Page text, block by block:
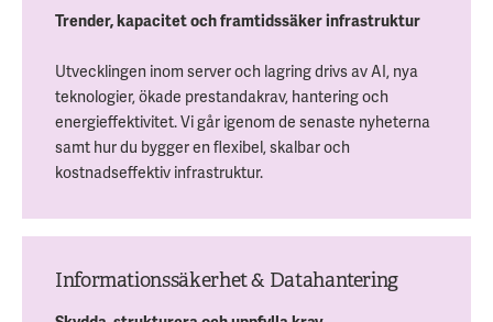
Trender, kapacitet och framtidssäker infrastruktur
Utvecklingen inom server och lagring drivs av AI, nya
teknologier, ökade prestandakrav, hantering och
energieffektivitet. Vi går igenom de senaste nyheterna
samt hur du bygger en flexibel, skalbar och
kostnadseffektiv infrastruktur.
Informationssäkerhet & Datahantering